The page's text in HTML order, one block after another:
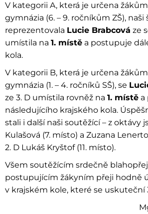
V kategorii A, která je určena
gymnázia (6. – 9. ročníkům ZŠ), naši
reprezentovala Lucie Brabcová ze
umístila na 1. místě a postupuje
kola.
V kategorii B, která je určena
gymnázia (1. – 4. ročníků SŠ), se
ze 3. D umístila rovněž na 1. místě a
následujícího krajského kola.
stali i další naši soutěžící – z oktávy
Kulašová (7. místo) a Zuzana
2. D Lukáš Kryštof (11. místo).
Všem soutěžícím srdečně
postupujícím žákyním přeji hodně
v krajském kole, které se uskuteční